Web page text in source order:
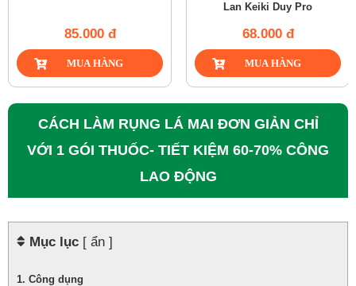
85.000 đ
Lan Keiki Duy Pro
68.000 đ
CÁCH LÀM RỤNG LÁ MAI ĐƠN GIẢN CHỈ
VỚI 1 GÓI THUỐC- TIẾT KIỆM 60-70% CÔNG
LAO ĐỘNG
Mục lục [ ẩn ]
Công dụng